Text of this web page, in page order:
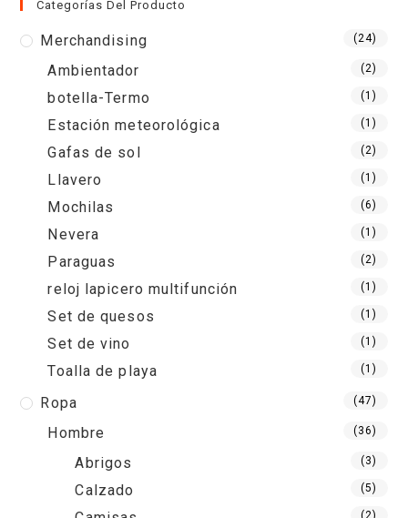
Categorías Del Producto
Merchandising (24)
Ambientador (2)
botella-Termo (1)
Estación meteorológica (1)
Gafas de sol (2)
Llavero (1)
Mochilas (6)
Nevera (1)
Paraguas (2)
reloj lapicero multifunción (1)
Set de quesos (1)
Set de vino (1)
Toalla de playa (1)
Ropa (47)
Hombre (36)
Abrigos (3)
Calzado (5)
(2)